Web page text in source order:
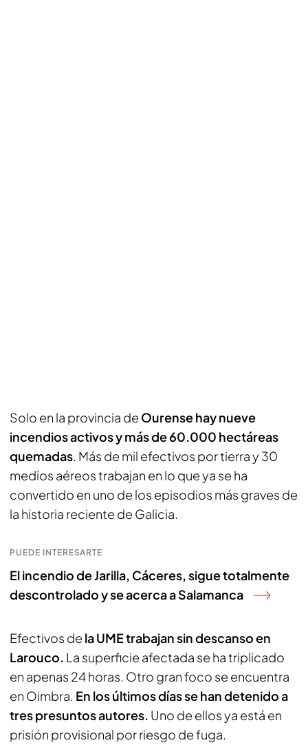
Solo en la provincia de Ourense hay nueve
incendios activos y más de 60.000 hectáreas
quemadas. Más de mil efectivos por tierra y 30
medios aéreos trabajan en lo que ya se ha
convertido en uno de los episodios más graves de
la historia reciente de Galicia.
PUEDE INTERESARTE
El incendio de Jarilla, Cáceres, sigue totalmente
descontrolado y se acerca a Salamanca
Efectivos de la UME trabajan sin descanso en
Larouco. La superficie afectada se ha triplicado
en apenas 24 horas. Otro gran foco se encuentra
en Oimbra. En los últimos días se han detenido a
tres presuntos autores. Uno de ellos ya está en
prisión provisional por riesgo de fuga.